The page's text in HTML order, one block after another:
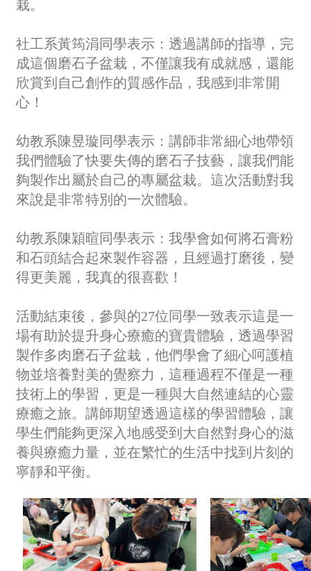
栽。
社工系黃筠涓同學表示：透過講師的指導，完
成這個磨石子盆栽，不僅讓我有成就感，還能
欣賞到自己創作的質感作品，我感到非常開
心！
幼教系陳昱璇同學表示：講師非常細心地帶領
我們體驗了快要失傳的磨石子技藝，讓我們能
夠製作出屬於自己的專屬盆栽。這次活動對我
來說是非常特別的一次體驗。
幼教系陳穎暄同學表示：我學會如何將石膏粉
和石頭結合起來製作容器，且經過打磨後，變
得更美麗，我真的很喜歡！
活動結束後，參與的27位同學一致表示這是一
場有助於提升身心療癒的寶貴體驗，透過學習
製作多肉磨石子盆栽，他們學會了細心呵護植
物並培養對美的覺察力，這種過程不僅是一種
技術上的學習，更是一種與大自然連結的心靈
療癒之旅。講師期望透過這樣的學習體驗，讓
學生們能夠更深入地感受到大自然對身心的滋
養與療癒力量，並在繁忙的生活中找到片刻的
寧靜和平衡。